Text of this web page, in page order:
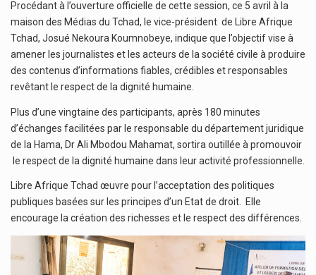
Procédant à l’ouverture officielle de cette session, ce 5 avril à la
maison des Médias du Tchad, le vice-président de Libre Afrique
Tchad, Josué Nekoura Koumnobeye, indique que l’objectif vise à
amener les journalistes et les acteurs de la société civile à produire
des contenus d’informations fiables, crédibles et responsables
revêtant le respect de la dignité humaine.
Plus d’une vingtaine des participants, après 180 minutes
d’échanges facilitées par le responsable du département juridique
de la Hama, Dr Ali Mbodou Mahamat, sortira outillée à promouvoir
le respect de la dignité humaine dans leur activité professionnelle.
Libre Afrique Tchad œuvre pour l’acceptation des politiques
publiques basées sur les principes d’un Etat de droit. Elle
encourage la création des richesses et le respect des différences.